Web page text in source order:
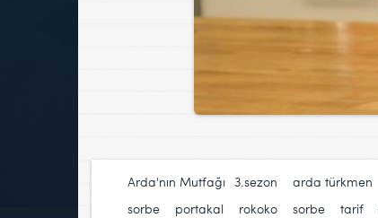
Arda'nın Mutfağı 3.sezon arda türkmen
sorbe
portakal rokoko sorbe tarif